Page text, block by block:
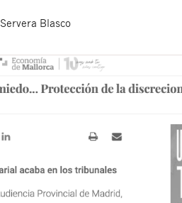
Servera Blasco